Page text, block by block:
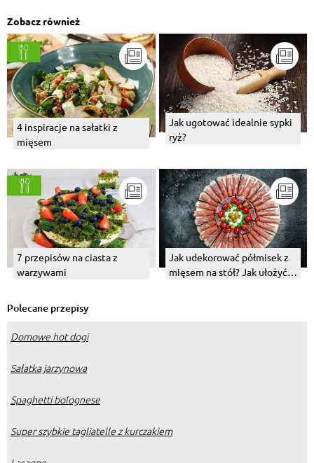
Zobacz również
4 inspiracje na sałatki z
mięsem
Jak ugotować idealnie sypki
ryż?
7 przepisów na ciasta z
warzywami
Jak udekorować półmisek z
mięsem na stół? Jak ułożyć
Polecane przepisy
Domowe hot dogi
Sałatka jarzynowa
Spaghetti bolognese
Super szybkie tagliatelle z kurczakiem